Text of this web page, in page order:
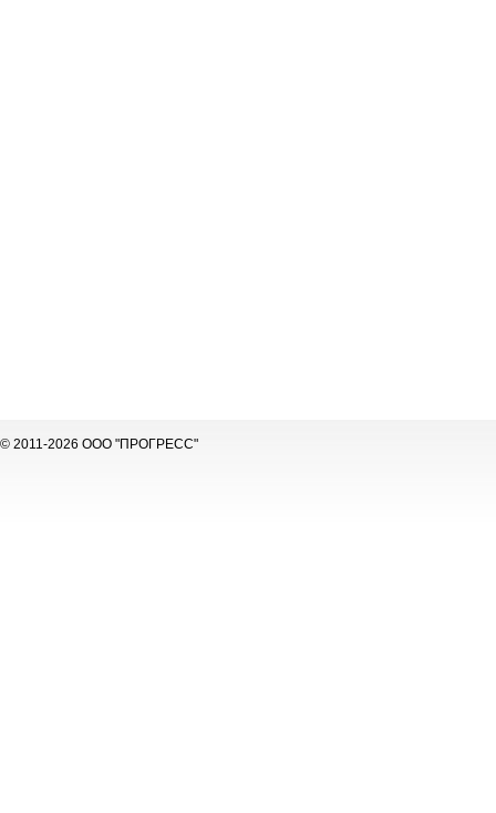
© 2011-2026 ООО "ПРОГРЕСС"